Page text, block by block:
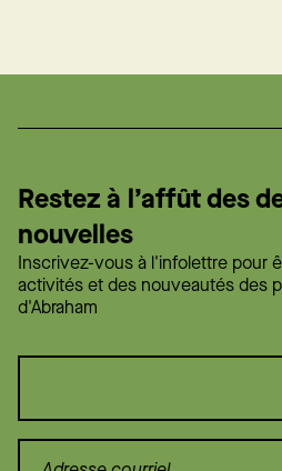
Restez à l’affût des
nouvelles
Inscrivez-vous à l'infolettre pour
activités et des nouveautés des
d'Abraham